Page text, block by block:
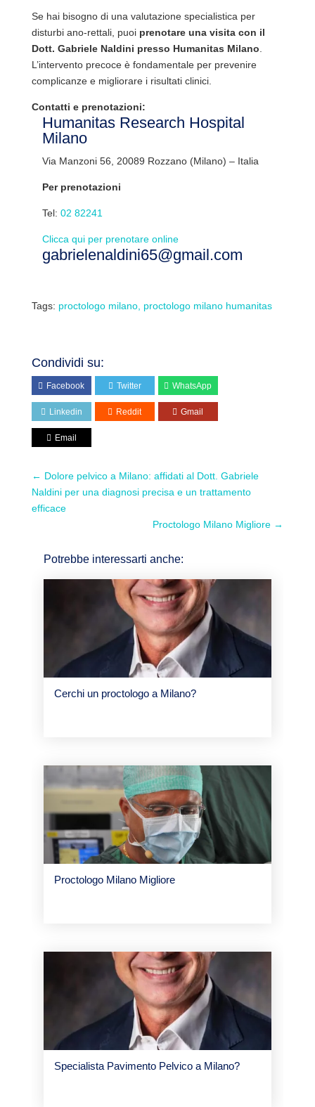
Se hai bisogno di una valutazione specialistica per
disturbi ano-rettali, puoi prenotare una visita con il
Dott. Gabriele Naldini presso Humanitas Milano
L’intervento precoce è fondamentale per prevenire
complicanze e migliorare i risultati clinici.
Contatti e prenotazioni:
Humanitas Research Hospital
Milano
Via Manzoni 56, 20089 Rozzano (Milano) – Italia
Per prenotazioni
Tel: 02 82241
Clicca qui per prenotare online
gabrielenaldini65@gmail.com
Tags: proctologo milano proctologo milano humanitas
Condividi su:
Facebook Twitter WhatsApp
Linkedin Reddit Gmail
Email
← Dolore pelvico a Milano: affidati al Dott. Gabriele
Naldini per una diagnosi precisa e un trattamento
efficace
Proctologo Milano Migliore →
Potrebbe interessarti anche:
Cerchi un proctologo a Milano?
Proctologo Milano Migliore
Specialista Pavimento Pelvico a Milano?